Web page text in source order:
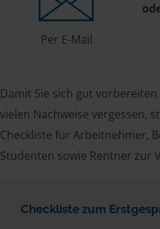
Per E-Mail
Damit Sie sich gut
vielen Nachweise vergessen,
Checkliste für Arbeitnehmer,
Studenten sowie Rentner zur
Checkliste zum